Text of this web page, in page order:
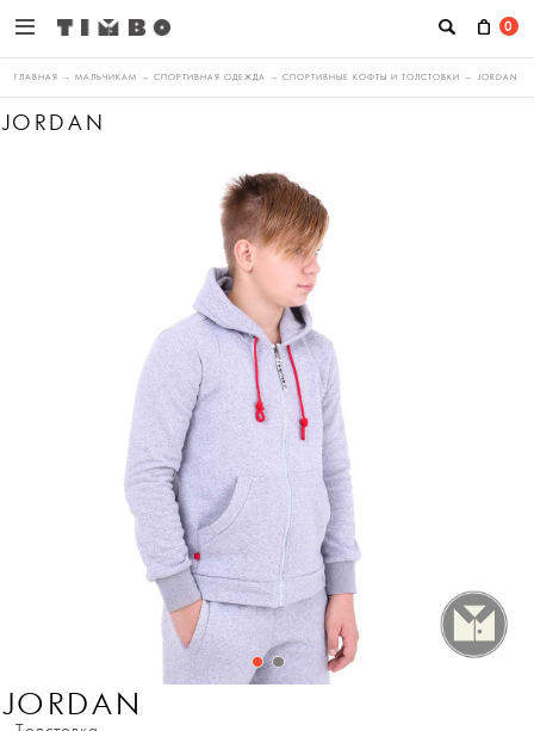
0
ГЛАВНАЯ → МАЛЬЧИКАМ → СПОРТИВНАЯ ОДЕЖДА → СПОРТИВНЫЕ КОФТЫ И ТОЛСТОВКИ → JORDAN
JORDAN
JORDAN